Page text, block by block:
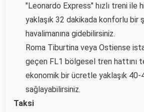
"Leonardo Express" hızlı treni ile
yaklaşık 32 dakikada konforlu bir
havalimanına gidebilirsiniz.
Roma Tiburtina veya Ostiense
geçen FL1 bölgesel tren hattını
ekonomik bir ücretle yaklaşık 40-
sağlayabilirsiniz.
Taksi